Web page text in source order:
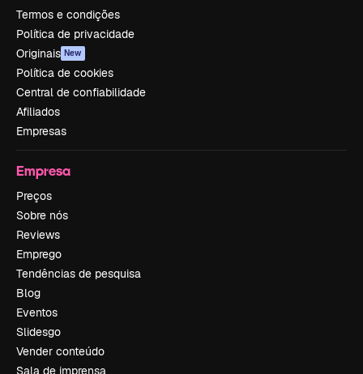
Termos e condições
Política de privacidade
Originais New
Política de cookies
Central de confiabilidade
Afiliados
Empresas
Empresa
Preços
Sobre nós
Reviews
Emprego
Tendências de pesquisa
Blog
Eventos
Slidesgo
Vender conteúdo
Sala de imprensa